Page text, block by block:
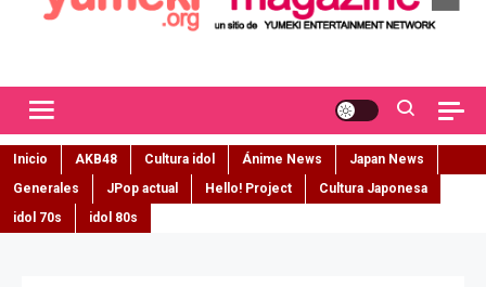
Inicio AKB48 Cultura idol Ánime News
Japan News
Generales
JPop actual Hello! Project
Cultura Japonesa
idol 70s
idol 80s